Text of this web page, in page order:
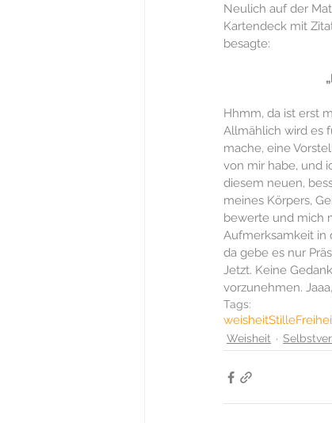
Neulich auf der
Kartendeck mit
besagte:
Hhmm, da ist erst
Allmählich wird es
mache, eine
von mir habe, und
diesem neuen,
meines Körpers,
bewerte und mich
Aufmerksamkeit in
da gebe es nur
Jetzt. Keine
vorzunehmen.
Tags:
weisheitStille
Weisheit